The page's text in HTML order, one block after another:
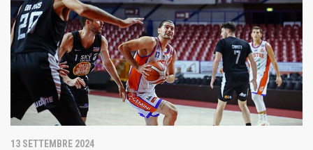
13 SETTEMBRE 2024